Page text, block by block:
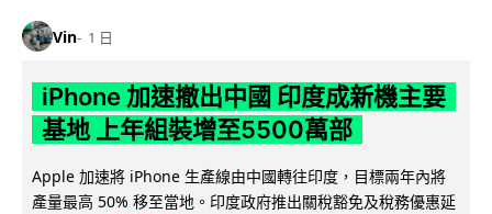
Vin 1 日
iPhone 加速撤出中國 印度成新機主要
基地 上年組裝增至5500萬部
Apple 加速將 iPhone 生產線由中國轉往印度，目標兩年內將
產量最高 50% 移至當地。印度政府推出關稅豁免及稅務優惠延